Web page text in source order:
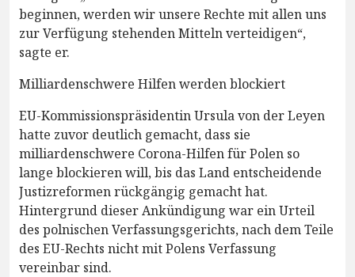
beginnen, werden wir unsere Rechte mit allen uns
zur Verfügung stehenden Mitteln verteidigen“,
sagte er.
Milliardenschwere Hilfen werden blockiert
EU-Kommissionspräsidentin Ursula von der Leyen
hatte zuvor deutlich gemacht, dass sie
milliardenschwere Corona-Hilfen für Polen so
lange blockieren will, bis das Land entscheidende
Justizreformen rückgängig gemacht hat.
Hintergrund dieser Ankündigung war ein Urteil
des polnischen Verfassungsgerichts, nach dem Teile
des EU-Rechts nicht mit Polens Verfassung
vereinbar sind.